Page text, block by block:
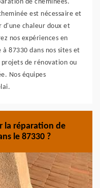
de cheminées.
est nécessaire et
d'une chaleur doux et
nos expériences en
87330 dans nos sites et
de rénovation ou
Nos équipes
la réparation de
le 87330 ?